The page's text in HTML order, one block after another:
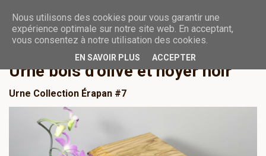
URN­­­­ES FUNÉRAIRES
Urne bois d'olive et noyer noir
Urne Collection Érapan #7
Nous utilisons des cookies pour vous garantir une
expérience optimale sur notre site web. En acceptant,
vous consentez à notre utilisation des cookies.
EN SAVOIR PLUS ACCEPTER